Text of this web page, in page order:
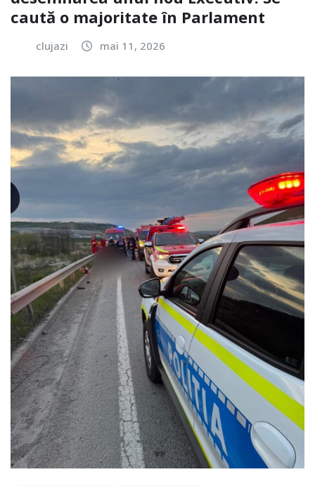
caută o majoritate în Parlament
clujazi mai 11, 2026